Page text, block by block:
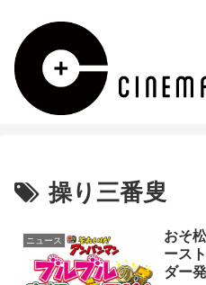
操り三番叟
ニュース
おそ
ース
ダー